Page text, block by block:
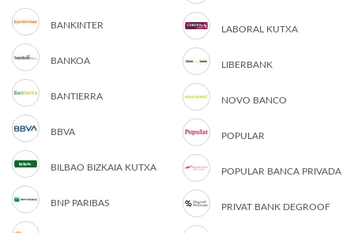
BANKINTER
BANKOA
BANTIERRA
BBVA
BILBAO BIZKAIA KUTXA
BNP PARIBAS
LABORAL KUTXA
LIBERBANK
NOVO BANCO
POPULAR
POPULAR BANCA PRIVADA
PRIVAT BANK DEGROOF